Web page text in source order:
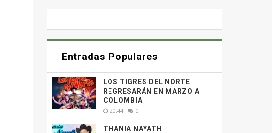
Entradas Populares
LOS TIGRES DEL NORTE
REGRESARÁN EN MARZO A
COLOMBIA
20:44 0
THANIA NAYATH